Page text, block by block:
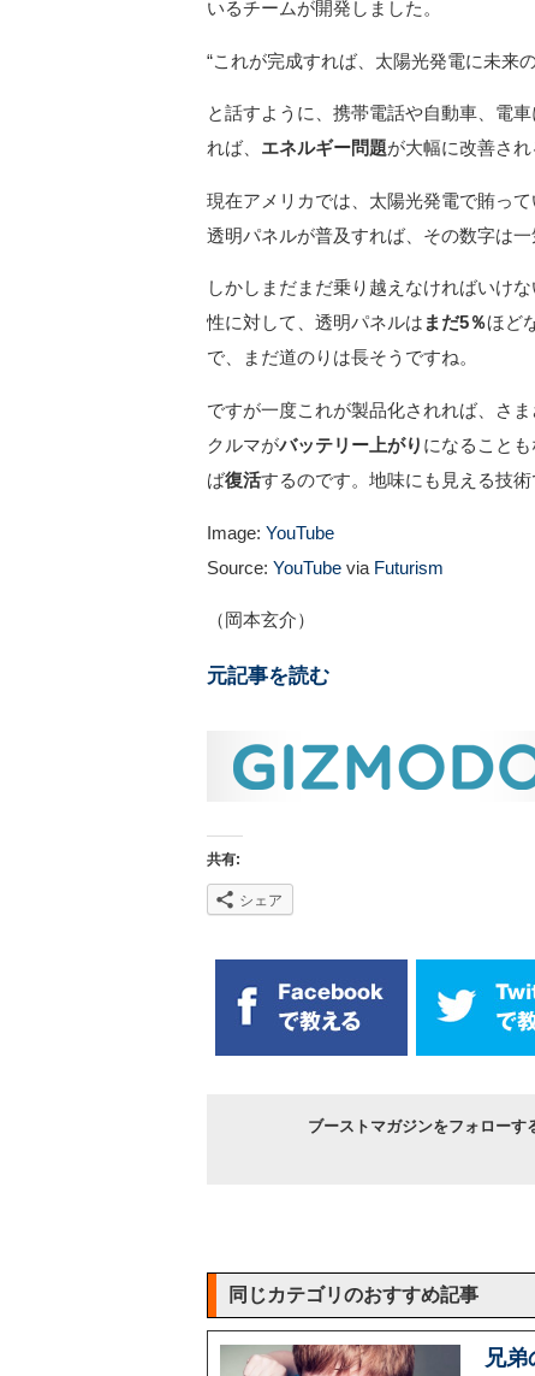
いるチームが開発しました。
“これが完成すれば、太陽光発電に未来
と話すように、携帯電話や自動車、電
れば、 エネルギー問題が大幅に改善され
現在アメリカでは、太陽光発電で賄っ
透明パネルが普及すれば、その数字は一
しかしまだまだ乗り越えなければいけ
性に対して、透明パネルは まだ5％ほど
で、まだ道のりは長そうですね。
ですが一度これが製品化されれば、さ
クルマがバッテリー上がり になること
ば復活するのです。地味にも見える技
Image: YouTube
Source: YouTube via Futurism
（岡本玄介）
元記事を読む
共有:
シェア
ブーストマガジンをフォローす
同じカテゴリのおすすめ記事
兄弟